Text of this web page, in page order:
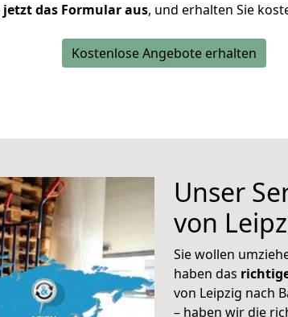
jetzt das Formular aus, und erhalten Sie
Kostenlose Angebote erhalten
Unser
von
Sie wollen
haben das
von Leipzig nach
– haben wir die